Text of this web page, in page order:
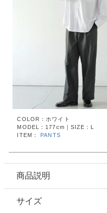
COLOR：ホワイト
MODEL：177cm｜SIZE：L
ITEM： PANTS
商品説明
サイズ